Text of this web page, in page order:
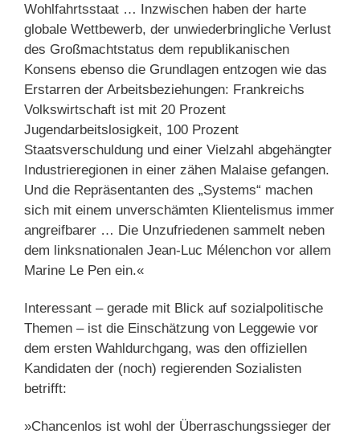
Wohlfahrtsstaat … Inzwischen haben der harte
globale Wettbewerb, der unwiederbringliche Verlust
des Großmachtstatus dem republikanischen
Konsens ebenso die Grundlagen entzogen wie das
Erstarren der Arbeitsbeziehungen: Frankreichs
Volkswirtschaft ist mit 20 Prozent
Jugendarbeitslosigkeit, 100 Prozent
Staatsverschuldung und einer Vielzahl abgehängter
Industrieregionen in einer zähen Malaise gefangen.
Und die Repräsentanten des „Systems“ machen
sich mit einem unverschämten Klientelismus immer
angreifbarer … Die Unzufriedenen sammelt neben
dem linksnationalen Jean-Luc Mélenchon vor allem
Marine Le Pen ein.«
Interessant – gerade mit Blick auf sozialpolitische
Themen – ist die Einschätzung von Leggewie vor
dem ersten Wahldurchgang, was den offiziellen
Kandidaten der (noch) regierenden Sozialisten
betrifft:
»Chancenlos ist wohl der Überraschungssieger der